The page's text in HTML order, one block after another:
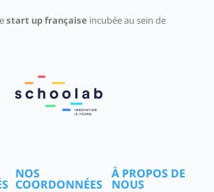
start up française incubée au sein de
NOS
COORDONNÉES
À PROPOS DE
NOUS